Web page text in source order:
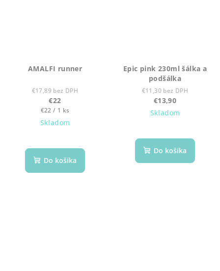
AMALFI runner
€17,89 bez DPH
€22
Jednotková
cena:
€22 / 1 ks
Skladom
Do košíka
Epic pink 230ml šálka a
podšálka
€11,30 bez DPH
€13,90
Skladom
Do košíka